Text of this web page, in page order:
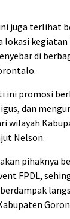
juga terlihat
lokasi kegiatan
di
ini promosi
dan
wilayah
Nelson.
pihaknya
FPDL,